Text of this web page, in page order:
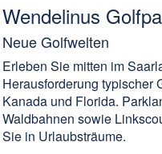
Wendelinus
Neue Golfwelten
Erleben Sie mitten im
Herausforderung typischer
Kanada und Florida.
Waldbahnen sowie
Sie in Urlaubsträume.